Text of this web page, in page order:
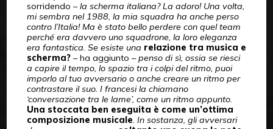
sorridendo –la scherma italiana? La adoro! Una volta,
mi sembra nel 1988, la mia squadra ha anche perso
contro l’Italia! Ma è stato bello perdere con quel team
perché era davvero uno squadrone, la loro eleganza
era fantastica. Se esiste una relazione tra musica e
scherma?– ha aggiunto –penso di sì, ossia se riesci
a capire il tempo, lo spazio tra i colpi del ritmo, puoi
imporlo al tuo avversario o anche creare un ritmo per
contrastare il suo. I francesi la chiamano
‘conversazione tra le lame’, come un ritmo appunto.
Una stoccata ben eseguita è come un’ottima
composizione musicale. In sostanza, gli avversari